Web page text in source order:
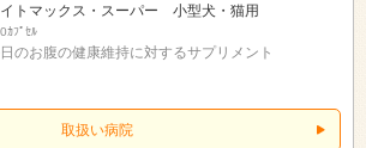
トマックス・スーパー 小型犬・猫用
ｶﾌﾟｾﾙ
のお腹の健康維持に対するサプリメント
取扱い病院